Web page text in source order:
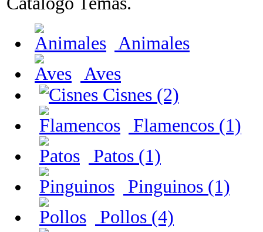
Animales
Aves
Cisnes (2)
Flamencos (1)
Patos (1)
Pinguinos (1)
Pollos (4)